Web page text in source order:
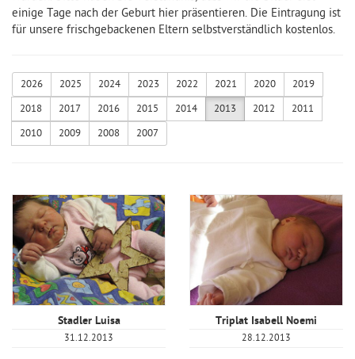
einige Tage nach der Geburt hier präsentieren. Die Eintragung ist
für unsere frischgebackenen Eltern selbstverständlich kostenlos.
2026 2025 2024 2023 2022 2021 2020
2019
2018
2017 2016 2015 2014 2013 2012
2011
2010
2009 2008 2007
Stadler Luisa
31.12.2013
Triplat Isabell Noemi
28.12.2013